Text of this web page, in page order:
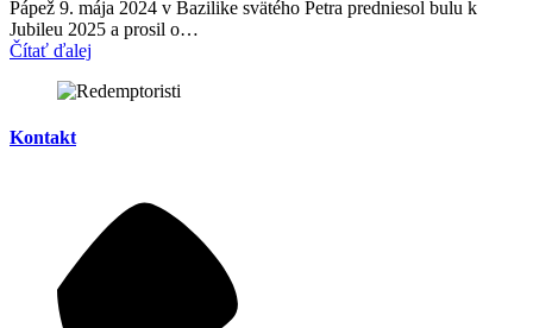
Pápež 9. mája 2024 v Bazilike svätého Petra predniesol bulu k
Jubileu 2025 a prosil o…
Čítať ďalej
Kontakt